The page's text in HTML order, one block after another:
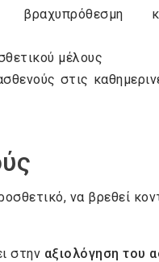
βραχυπρόθεσμη
μέλους
στις
να βρεθεί
στην αξιολόγηση του